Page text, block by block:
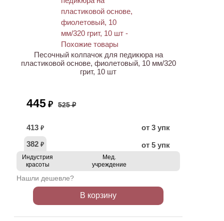
Песочный колпачок для педикюра на
пластиковой основе, фиолетовый, 10 мм/320
грит, 10 шт
445 ₽ 525 ₽
413 ₽
от 3 упк
382 ₽ от 5 упк
Индустрия
красоты
Мед.
учреждение
Нашли дешевле?
В корзину